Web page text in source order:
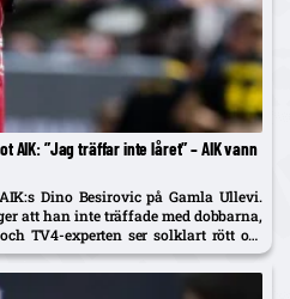
AIK: ”Jag träffar inte låret” – AIK vann
Dino Besirovic på Gamla Ullevi.
att han inte träffade med dobbarna,
TV4-experten ser solklart rött om